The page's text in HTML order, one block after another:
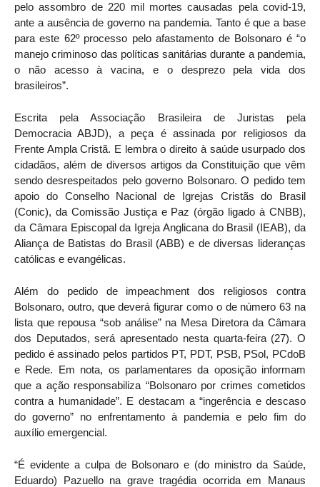
pelo assombro de 220 mil mortes causadas pela covid-19,
ante a ausência de governo na pandemia. Tanto é que a base
para este 62º processo pelo afastamento de Bolsonaro é “o
manejo criminoso das políticas sanitárias durante a pandemia,
o não acesso à vacina, e o desprezo pela vida dos
brasileiros”.
Escrita pela Associação Brasileira de Juristas pela
Democracia ABJD), a peça é assinada por religiosos da
Frente Ampla Cristã. E lembra o direito à saúde usurpado dos
cidadãos, além de diversos artigos da Constituição que vêm
sendo desrespeitados pelo governo Bolsonaro. O pedido tem
apoio do Conselho Nacional de Igrejas Cristãs do Brasil
(Conic), da Comissão Justiça e Paz (órgão ligado à CNBB),
da Câmara Episcopal da Igreja Anglicana do Brasil (IEAB), da
Aliança de Batistas do Brasil (ABB) e de diversas lideranças
católicas e evangélicas.
Além do pedido de impeachment dos religiosos contra
Bolsonaro, outro, que deverá figurar como o de número 63 na
lista que repousa “sob análise” na Mesa Diretora da Câmara
dos Deputados, será apresentado nesta quarta-feira (27). O
pedido é assinado pelos partidos PT, PDT, PSB, PSol, PCdoB
e Rede. Em nota, os parlamentares da oposição informam
que a ação responsabiliza “Bolsonaro por crimes cometidos
contra a humanidade”. E destacam a “ingerência e descaso
do governo” no enfrentamento à pandemia e pelo fim do
auxílio emergencial.
“É evidente a culpa de Bolsonaro e (do ministro da Saúde,
Eduardo) Pazuello na grave tragédia ocorrida em Manaus